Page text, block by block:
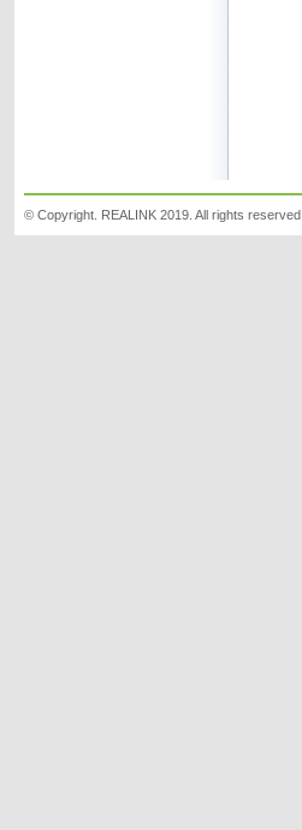
© Copyright. REALINK 2019. All rights reserved.